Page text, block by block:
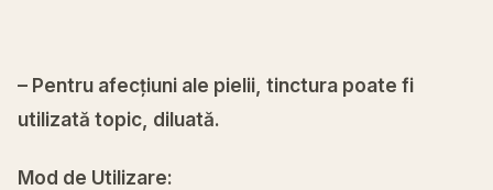
– Pentru afecțiuni ale pielii, tinctura poate fi
utilizată topic, diluată.
Mod de Utilizare: